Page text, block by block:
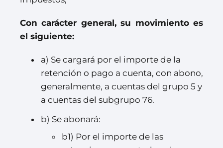
Con carácter general, su movimiento es
el siguiente:
a) Se cargará por el importe de la
retención o pago a cuenta, con abono,
generalmente, a cuentas del grupo 5 y
a cuentas del subgrupo 76.
b) Se abonará:
b1) Por el importe de las